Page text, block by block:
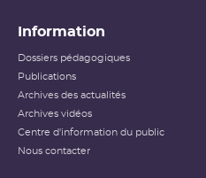
Information
Dossiers pédagogiques
Publications
Archives des actualités
Archives vidéos
Centre d'information du public
Nous contacter